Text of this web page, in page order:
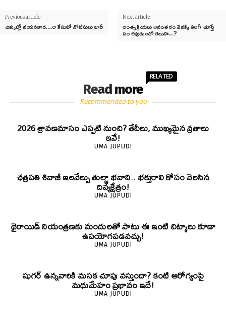
Previous article
చిక్కుల్లో నయనతార…ఆ కేసులో నోటీసులు జారీ
Next article
అంత్యక్రియలు అనంతరం వెనక్కి తిరిగి చూస్తే
ఏం అవుతుందో తెలుసా..?
Read more
RELATED
Recommended to you
2026 శ్రావణమాసం ఎప్పటి నుంచి? తేదీలు, ముఖ్యమైన వ్రతాలు
ఇవే!
UMA JUPUDI
ఛత్రపతి శివాజీ ఇలవేల్పు తుల్జా భవాని.. భక్తురాలి కోసం వెలసిన
దివ్యక్షేత్రం!
UMA JUPUDI
థైరాయిడ్ నియంత్రణకు మందులతో పాటు ఈ ఇంటి చిట్కాలు కూడా
ఉపయోగపడవచ్చు!
UMA JUPUDI
షుగర్ ఉన్నవారికి మసక చూపు వస్తుందా? కంటి ఆరోగ్యంపై
మధుమేహం ప్రభావం ఇదే!
UMA JUPUDI